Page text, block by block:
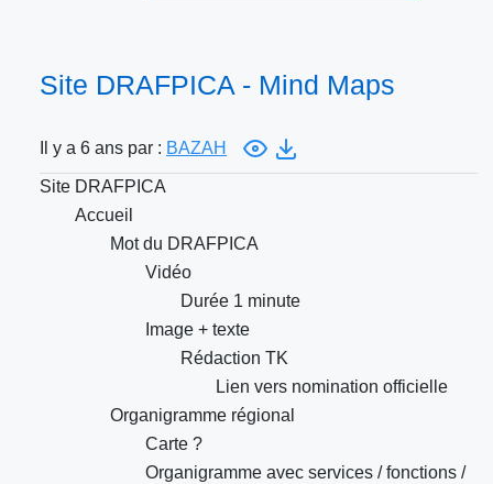
Site DRAFPICA - Mind Maps
Il y a 6 ans par : BAZAH
Site DRAFPICA
Accueil
Mot du DRAFPICA
Vidéo
Durée 1 minute
Image + texte
Rédaction TK
Lien vers nomination officielle
Organigramme régional
Carte ?
Organigramme avec services / fonctions /